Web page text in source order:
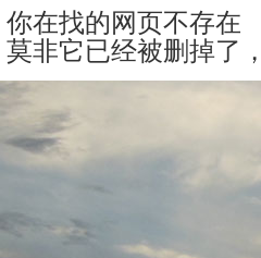
你在找的网页不存在
莫非它已经被删掉了